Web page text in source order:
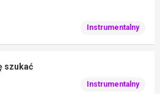
Instrumentalny
szukać
Instrumentalny